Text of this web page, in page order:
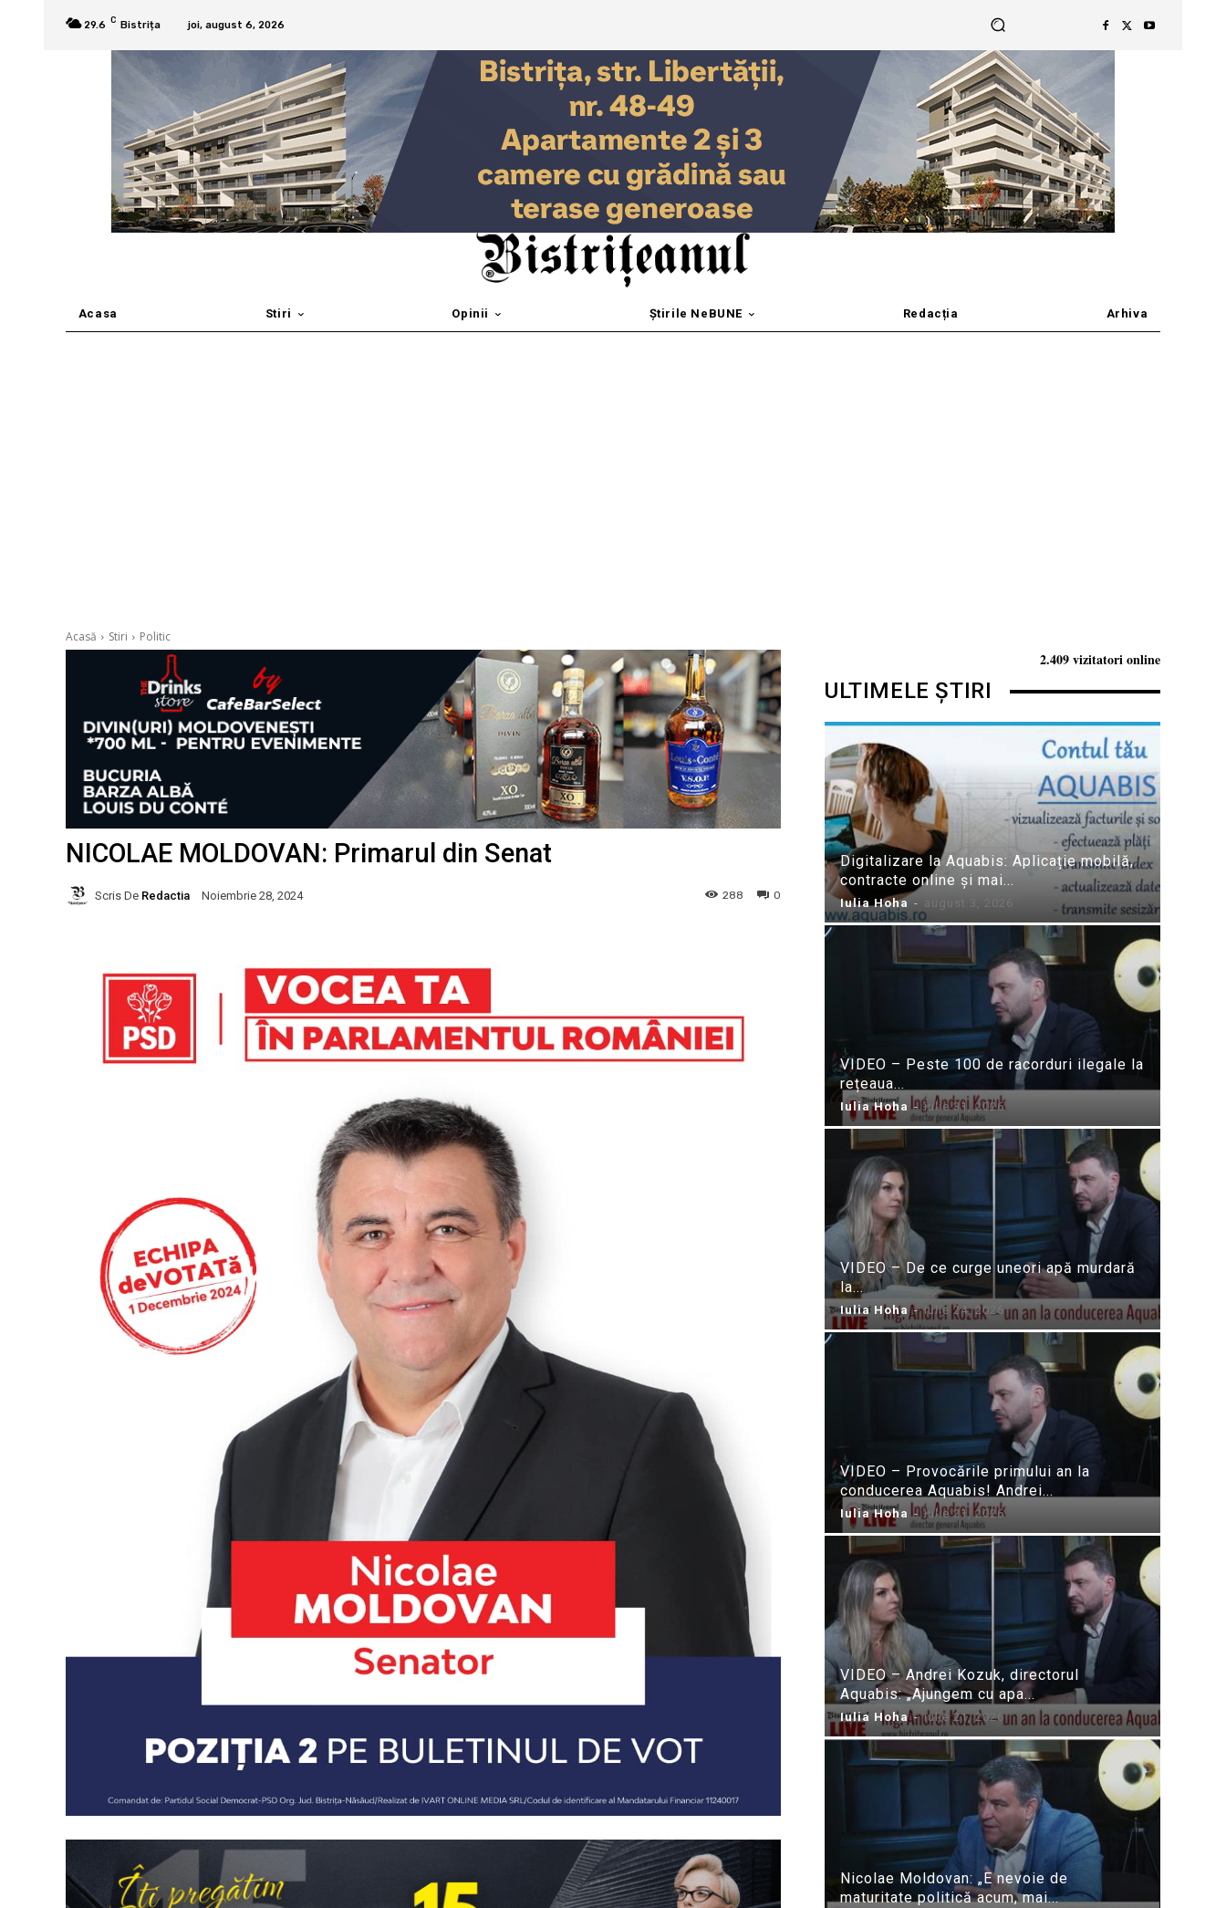
29.6 C Bistrița joi, august 6, 2026
Acasa Stiri Opinii Știrile NeBUNE Redacția Arhiva
Acasă Stiri Politic
NICOLAE MOLDOVAN: Primarul din Senat
Scris De Redactia Noiembrie 28, 2024 0
288
2.409 vizitatori online
ULTIMELE ȘTIRI
Digitalizare la Aquabis: Aplicație mobilă,
contracte online și mai...
Iulia Hoha - august 3, 2026
VIDEO – Peste 100 de racorduri ilegale la
rețeaua...
Iulia Hoha - iulie 31, 2026
VIDEO – De ce curge uneori apă murdară
la...
Iulia Hoha - iulie 24, 2026
VIDEO – Provocările primului an la
conducerea Aquabis! Andrei...
Iulia Hoha - iulie 21, 2026
VIDEO – Andrei Kozuk, directorul
Aquabis: „Ajungem cu apa...
Iulia Hoha - iulie 21, 2026
Nicolae Moldovan: „E nevoie de
maturitate politică acum, mai...